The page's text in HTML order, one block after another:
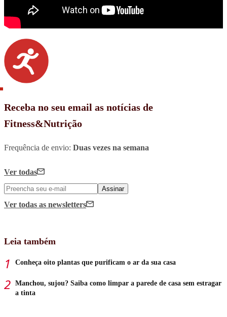
Receba no seu email as notícias de
Fitness&Nutrição
Frequência de envio: Duas vezes na semana
Ver todas
Assinar
Ver todas as newsletters
Leia também
Conheça oito plantas que purificam o ar da sua casa
Manchou, sujou? Saiba como limpar a parede de casa sem estragar
a tinta